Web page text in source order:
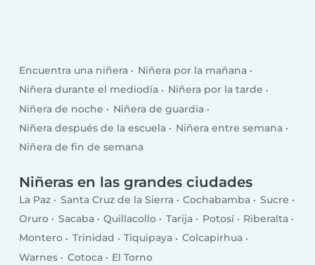
Encuentra una niñera
Niñera por la mañana
Niñera durante el mediodía
Niñera por la tarde
Niñera de noche
Niñera de guardia
Niñera después de la escuela
Niñera entre semana
Niñera de fin de semana
Niñeras en las grandes ciudades
La Paz Santa Cruz de la Sierra Cochabamba
Sucre
Oruro
Sacaba Quillacollo Tarija Potosí
Riberalta
Montero
Trinidad Tiquipaya
Colcapirhua
Warnes
Cotoca El Torno